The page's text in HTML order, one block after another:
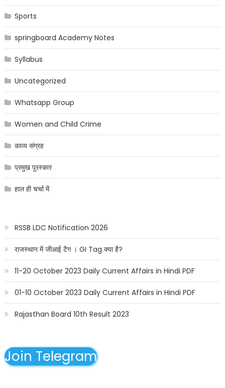
Sports
springboard Academy Notes
Syllabus
Uncategorized
Whatsapp Group
Women and Child Crime
काव्य संग्रह
प्रमुख पुरस्कार
हाल ही चर्चा में
RSSB LDC Notification 2026
राजस्थान में जीआई टैग । GI Tag क्या है?
11-20 October 2023 Daily Current Affairs in Hindi PDF
01-10 October 2023 Daily Current Affairs in Hindi PDF
Rajasthan Board 10th Result 2023
Join Telegram